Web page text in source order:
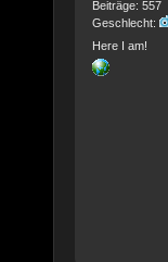
Beiträge: 557
Geschlecht:
Here I am!